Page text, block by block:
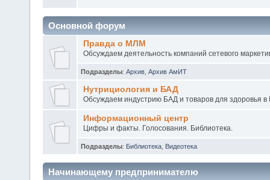
Основной форум
Правда о МЛМ
Обсуждаем деятельность компаний сетевого
Подразделы: Архив Архив АмИТ
Нутрициология и БАД
Обсуждаем индустрию БАД и товаров для здоровья
Информационный центр
Цифры и факты. Голосования. Библиотека.
Подразделы: Библиотека Видеотека
Начинающему предпринимателю